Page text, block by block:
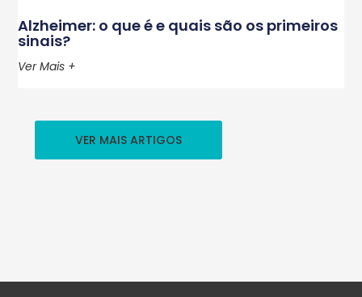
Alzheimer: o que é e quais são os primeiros
sinais?
Ver Mais +
VER MAIS ARTIGOS